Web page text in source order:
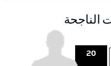
الناجحة
20